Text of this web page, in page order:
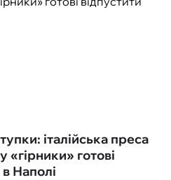
італійська преса
«гірники» готові
Наполі